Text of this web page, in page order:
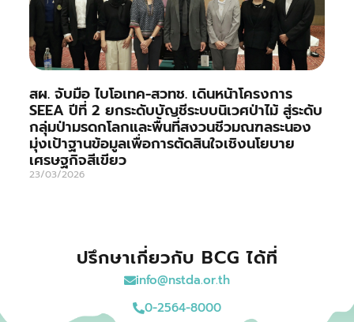
สผ. จับมือ ไบโอเทค-สวทช. เดินหน้าโครงการ
SEEA ปีที่ 2 ยกระดับบัญชีระบบนิเวศป่าไม้ สู่ระดับ
กลุ่มป่ามรดกโลกและพื้นที่สงวนชีวมณฑลระนอง
มุ่งเป้าฐานข้อมูลเพื่อการตัดสินใจเชิงนโยบาย
เศรษฐกิจสีเขียว
23/03/2026
ปรึกษาเกี่ยวกับ BCG ได้ที่
info@nstda.or.th
0-2564-8000